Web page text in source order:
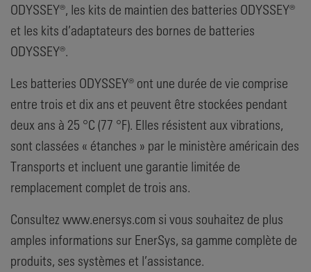
ODYSSEY®, les kits de maintien des batteries ODYSSEY®
et les kits d’adaptateurs des bornes de batteries
ODYSSEY®.
Les batteries ODYSSEY® ont une durée de vie comprise
entre trois et dix ans et peuvent être stockées pendant
deux ans à 25 °C (77 °F). Elles résistent aux vibrations,
sont classées « étanches » par le ministère américain des
Transports et incluent une garantie limitée de
remplacement complet de trois ans.
Consultez www.enersys.com si vous souhaitez de plus
amples informations sur EnerSys, sa gamme complète de
produits, ses systèmes et l’assistance.